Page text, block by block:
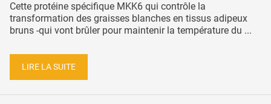
Cette protéine spécifique MKK6 qui contrôle la
transformation des graisses blanches en tissus adipeux
bruns -qui vont brûler pour maintenir la température du ...
LIRE LA SUITE